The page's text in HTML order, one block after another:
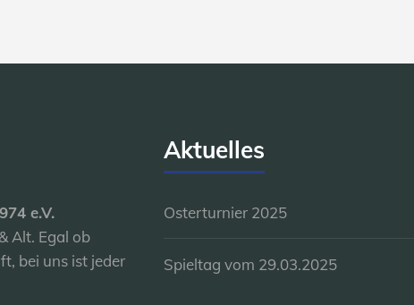
e.V.
Alt. Egal ob
bei uns ist jeder
Aktuelles
Osterturnier 2025
Spieltag vom 29.03.2025